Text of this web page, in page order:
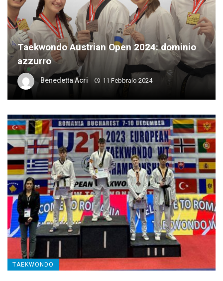
Taekwondo Austrian Open 2024: dominio
azzurro
Benedetta Acri 11 Febbraio 2024
TAEKWONDO